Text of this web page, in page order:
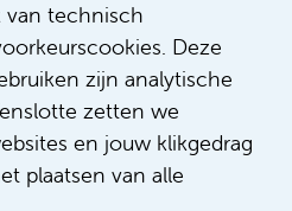
van technisch
Deze
zijn analytische
zetten we
en jouw klikgedrag
plaatsen van alle